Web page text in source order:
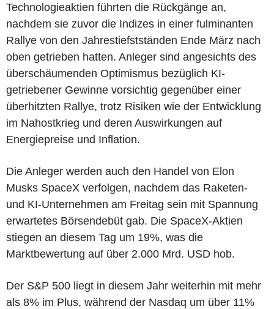
Technologieaktien führten die Rückgänge an,
nachdem sie zuvor die Indizes in einer fulminanten
Rallye von den Jahrestiefstständen Ende März nach
oben getrieben hatten. Anleger sind angesichts des
überschäumenden Optimismus bezüglich KI-
getriebener Gewinne vorsichtig gegenüber einer
überhitzten Rallye, trotz Risiken wie der Entwicklung
im Nahostkrieg und deren Auswirkungen auf
Energiepreise und Inflation.
Die Anleger werden auch den Handel von Elon
Musks SpaceX verfolgen, nachdem das Raketen-
und KI-Unternehmen am Freitag sein mit Spannung
erwartetes Börsendebüt gab. Die SpaceX-Aktien
stiegen an diesem Tag um 19%, was die
Marktbewertung auf über 2.000 Mrd. USD hob.
Der S&P 500 liegt in diesem Jahr weiterhin mit mehr
als 8% im Plus, während der Nasdaq um über 11%